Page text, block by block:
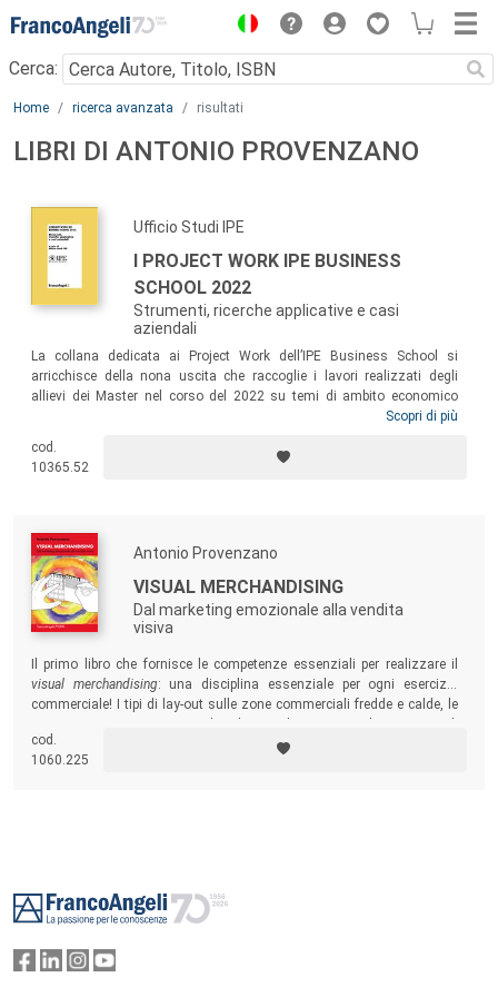
Menu
Cerca:
Main content
Home ricerca avanzata risultati
LIBRI DI ANTONIO PROVENZANO
Ufficio Studi IPE
I PROJECT WORK IPE BUSINESS
SCHOOL 2022
Strumenti, ricerche applicative e casi
aziendali
La collana dedicata ai Project Work dell’IPE Business School si
arricchisce della nona uscita che raccoglie i lavori realizzati degli
allievi dei Master nel corso del 2022 su temi di ambito economico
finanziario e manageriale. Il volume presenta i contributi di sintesi dei
(XX edizione), del Master in Bilancio (XVI), del Master in Marketing (IV)
e del Master in HR & Digital Recruiting (V edizione).
Scopri di più
cod.
10365.52
Antonio Provenzano
VISUAL MERCHANDISING
Dal marketing emozionale alla vendita
visiva
Il primo libro che fornisce le competenze essenziali per realizzare il
visual merchandising: una disciplina essenziale per ogni esercizio
commerciale! I tipi di lay-out sulle zone commerciali fredde e calde, le
costruzione e le regole base per l’attuazione…
cod.
1060.225